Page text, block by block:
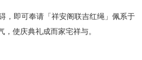
，即可奉请「祥安阁联吉红绳」佩系于
使庆典礼成而家宅祥与。